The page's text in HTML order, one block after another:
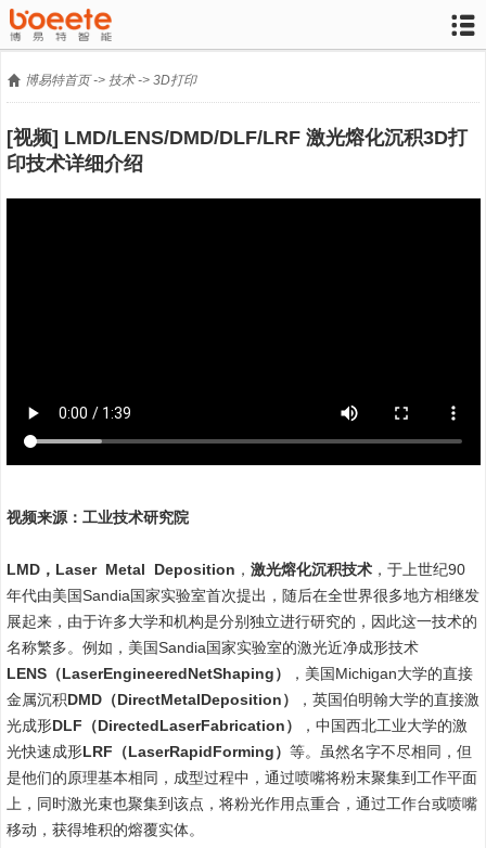

 博易特首页-> 技术-> 3D打印
[视频] LMD/LENS/DMD/DLF/LRF 激光熔化沉积3D打
印技术详细介绍
视频来源：工业技术研究院
LMD，Laser Metal Deposition ， 激光熔化沉积技术，于上世纪90
年代由美国Sandia国家实验室首次提出，随后在全世界很多地方相继发
展起来，由于许多大学和机构是分别独立进行研究的，因此这一技术的
名称繁多。例如，美国Sandia国家实验室的激光近净成形技术
LENS（LaserEngineeredNetShaping）
，美国Michigan大学的直接
金属沉积DMD（DirectMetalDeposition）
，英国伯明翰大学的直接激
光成形DLF（DirectedLaserFabrication）
，中国西北工业大学的激
光快速成形LRF（LaserRapidForming） 等。虽然名字不尽相同，但
是他们的原理基本相同，成型过程中，通过喷嘴将粉末聚集到工作平面
上，同时激光束也聚集到该点，将粉光作用点重合，通过工作台或喷嘴
移动，获得堆积的熔覆实体。